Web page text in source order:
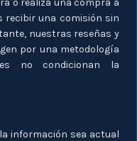
o realiza una compra a
recibir una comisión sin
nuestras reseñas y
por una metodología
no condicionan la
información sea actual